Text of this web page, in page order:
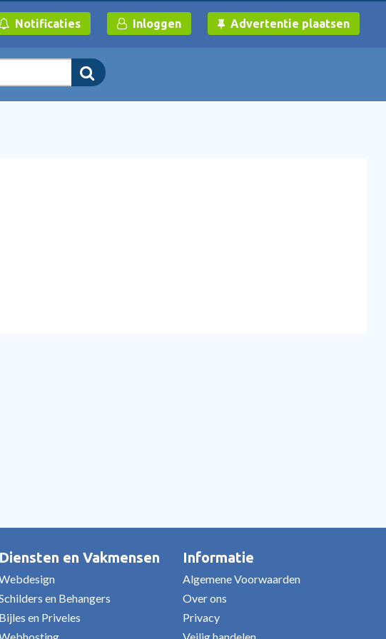
Notificaties Inloggen Advertentie plaatsen
Diensten en Vakmensen
en Behangers
Bijles en Priveles
Informatie
Algemene Voorwaarden
Over ons
Privacy